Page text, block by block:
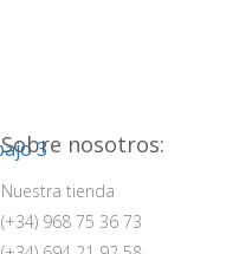
Sobre nosotros:
Nuestra tienda
(+34) 968 75 36 73